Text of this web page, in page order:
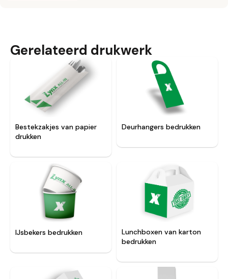
Gerelateerd drukwerk
Bestekzakjes van papier
drukken
Deurhangers bedrukken
IJsbekers bedrukken
Lunchboxen van karton
bedrukken